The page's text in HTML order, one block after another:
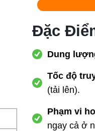
Đặc
Dung
Tốc độ
(tải lên).
Phạm vi
ngay cả ở